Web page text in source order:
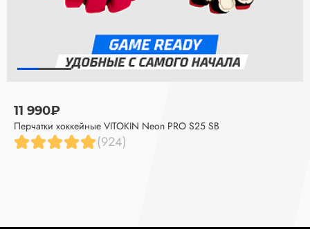
11 990₽
Перчатки хоккейные VITOKIN Neon PRO S25 SB
(924)